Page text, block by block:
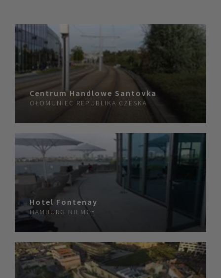
Centrum Handlowe Santovka
OŁOMUNIEC REPUBLIKA CZESKA
Hotel Fontenay
HAMBURG NIEMCY